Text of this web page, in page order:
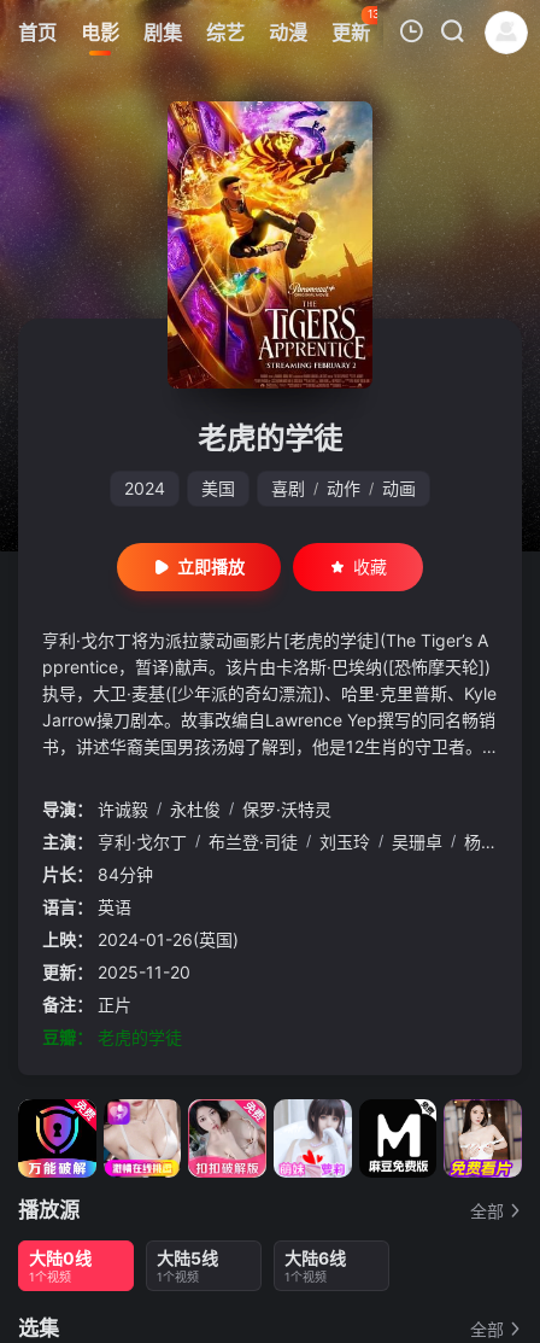
首页 电影 剧集 综艺 动漫 更新
130
热榜 APP
我的观影记录
暂无观看影片的记录
老虎的学徒
2024 美国 喜剧 / 动作 / 动画
立即播放 收藏
亨利·戈尔丁将为派拉蒙动画影片[老虎的学徒](The Tiger’s A
pprentice，暂译)献声。该片由卡洛斯·巴埃纳([恐怖摩天轮])
执导，大卫·麦基([少年派的奇幻漂流])、哈里·克里普斯、Kyle
Jarrow操刀剧本。故事改编自Lawrence Yep撰写的同名畅销
书，讲述华裔美国男孩汤姆了解到，他是12生肖的守卫者。
护汤姆。该片北美定档2022年2月11日。
导演： 许诚毅 / 永杜俊 / 保罗·沃特灵
主演：
亨利·戈尔丁 / 布兰登·司徒 / 刘玉玲 / 吴珊卓 / 杨紫琼
片长：
84分钟
语言：
英语
上映：
2024-01-26(英国)
更新：
2025-11-20
备注：
正片
豆瓣：
老虎的学徒
播放源 全部
大陆0线
1个视频
大陆5线
1个视频
大陆6线
1个视频
选集 全部